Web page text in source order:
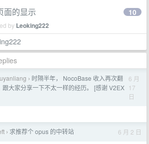
面的显示
by Leoking222
10
› 时隔半年， NocoBase 收入再次翻
大家分享一下不太一样的经历。 [感谢 V2EX
6 月
17
日
› 求推荐个 opus 的中转站 6 月 2 日